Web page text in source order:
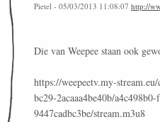
Pietel - 05/03/2013 11:08:07 http://
Die van Weepee staan ook
https://weepeetv.my-
bc29-2acaaa4be40b/
9447cadbc3be/stream.m3u8